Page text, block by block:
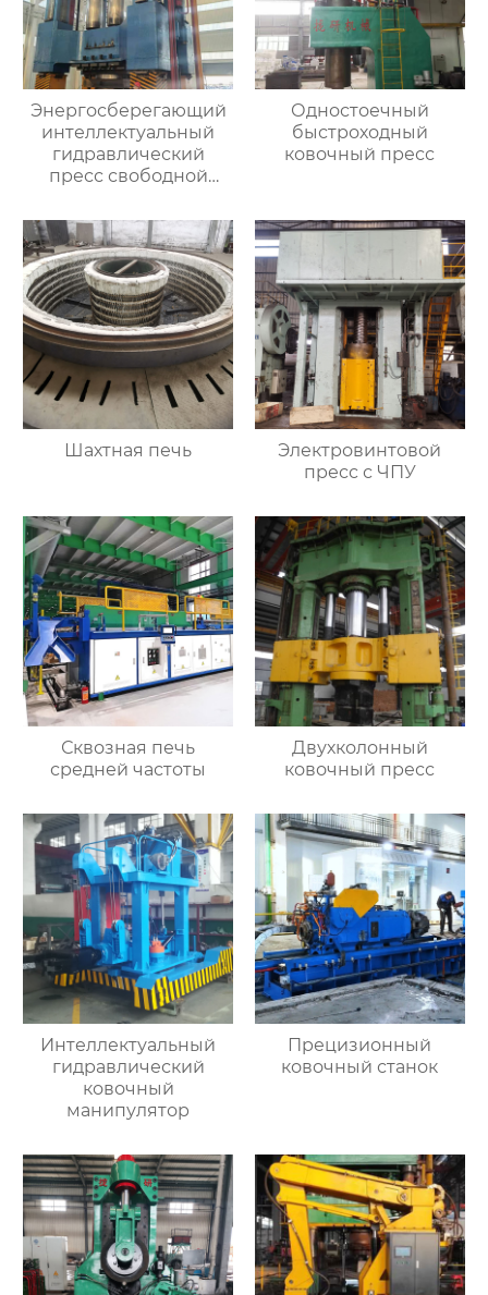
Энергосберегающий
интеллектуальный
гидравлический
пресс свободной
Одностоечный
быстроходный
ковочный пресс
Шахтная печь
Электровинтовой
пресс с ЧПУ
Сквозная печь
средней частоты
Двухколонный
ковочный пресс
Интеллектуальный
гидравлический
ковочный
манипулятор
Прецизионный
ковочный станок